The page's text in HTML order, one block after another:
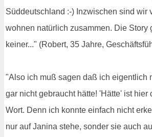
Süddeutschland :-) Inzwischen sind wir
wohnen natürlich zusammen. Die Story
keiner..." (Robert, 35 Jahre,
"Also ich muß sagen daß ich eigentlich
gar nicht gebraucht hätte! 'Hätte' ist hier
Wort. Denn ich konnte einfach nicht
nur auf Janina stehe, sonder sie auch